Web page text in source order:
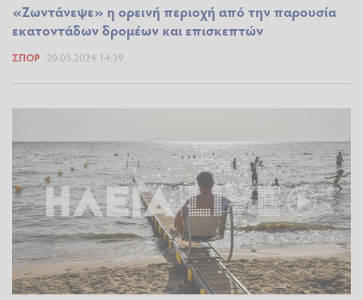
«Ζωντάνεψε» η ορεινή περιοχή από την παρουσία
εκατοντάδων δρομέων και επισκεπτών
ΣΠΟΡ 20.05.2024 14:39